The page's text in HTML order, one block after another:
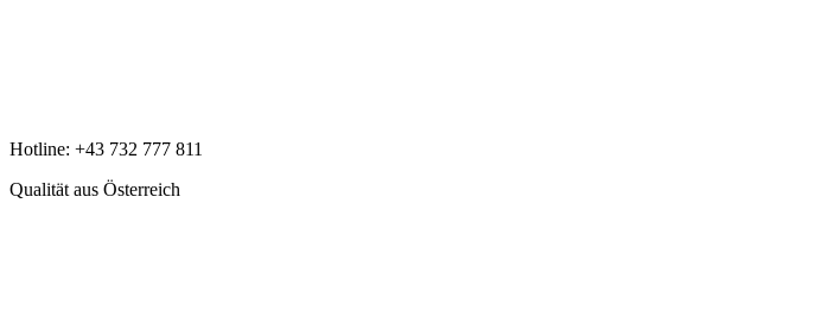
Hotline: +43 732 777 811
Qualität aus Österreich